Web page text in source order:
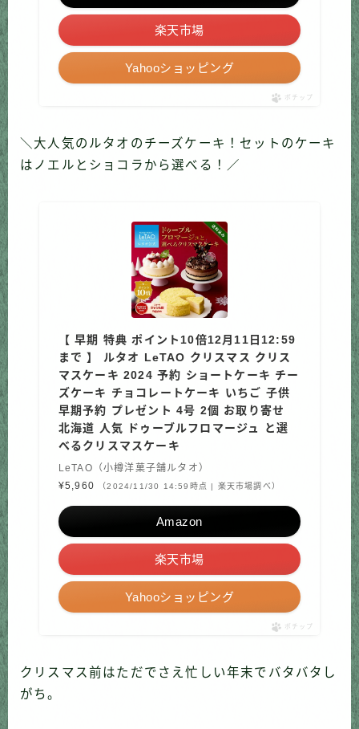
楽天市場
Yahooショッピング
ポチップ
＼大人気のルタオのチーズケーキ！セットのケーキ
はノエルとショコラから選べる！／
【 早期 特典 ポイント10倍12月11日12:59
まで 】 ルタオ LeTAO クリスマス クリス
マスケーキ 2024 予約 ショートケーキ チー
ズケーキ チョコレートケーキ いちご 子供
早期予約 プレゼント 4号 2個 お取り寄せ
北海道 人気 ドゥーブルフロマージュ と選
べるクリスマスケーキ
LeTAO（小樽洋菓子舗ルタオ）
¥5,960
（2024/11/30 14:59時点 | 楽天市場調べ）
Amazon
楽天市場
Yahooショッピング
ポチップ
クリスマス前はただでさえ忙しい年末でバタバタし
がち。